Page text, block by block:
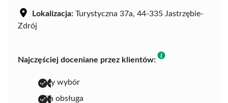
Lokalizacja: Turystyczna 37a, 44-335 Jastrzębie-
Zdrój
Najczęściej doceniane przez klientów:
duży wybór
miła obsługa